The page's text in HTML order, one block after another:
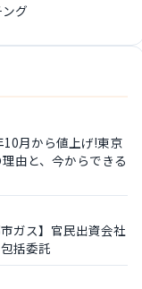
グ
月から値上げ!東京
由と、今からできる
ガス】官民出資会社
括委託